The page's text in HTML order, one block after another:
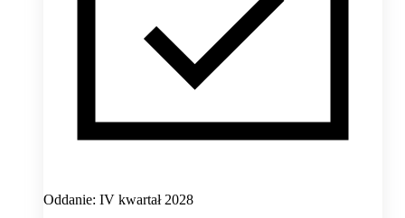
Oddanie: IV kwartał 2028